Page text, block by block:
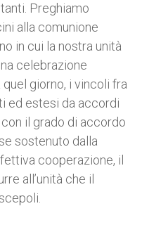
Preghiamo
alla comunione
in cui la nostra unità
celebrazione
quel giorno, i vincoli fra
ed estesi da accordi
il grado di accordo
sostenuto dalla
cooperazione, il
all’unità che il